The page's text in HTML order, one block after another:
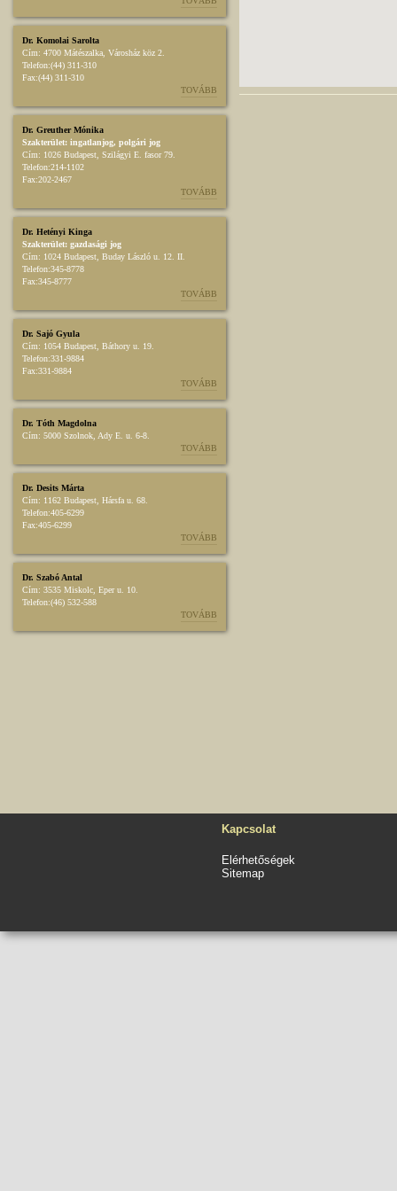
Dr. Komolai Sarolta
Cím: 4700 Mátészalka, Városház köz 2.
Telefon:(44) 311-310
Fax:(44) 311-310
TOVÁBB
Dr. Greuther Mónika
Szakterület: ingatlanjog, polgári jog
Cím: 1026 Budapest, Szilágyi E. fasor 79.
Telefon:214-1102
Fax:202-2467
TOVÁBB
Dr. Hetényi Kinga
Szakterület: gazdasági jog
Cím: 1024 Budapest, Buday László u. 12. II.
Telefon:345-8778
Fax:345-8777
TOVÁBB
Dr. Sajó Gyula
Cím: 1054 Budapest, Báthory u. 19.
Telefon:331-9884
Fax:331-9884
TOVÁBB
Dr. Tóth Magdolna
Cím: 5000 Szolnok, Ady E. u. 6-8.
TOVÁBB
Dr. Desits Márta
Cím: 1162 Budapest, Hársfa u. 68.
Telefon:405-6299
Fax:405-6299
TOVÁBB
Dr. Szabó Antal
Cím: 3535 Miskolc, Eper u. 10.
Telefon:(46) 532-588
TOVÁBB
Kapcsolat
Elérhetőségek
Sitemap